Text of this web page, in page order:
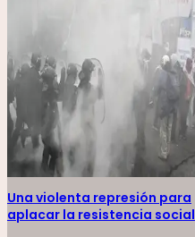
Una violenta represión para
aplacar la resistencia social